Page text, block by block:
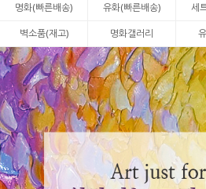
명화(빠른배송)
유화(빠른배송) 세
벽소품(재고)
명화갤러리